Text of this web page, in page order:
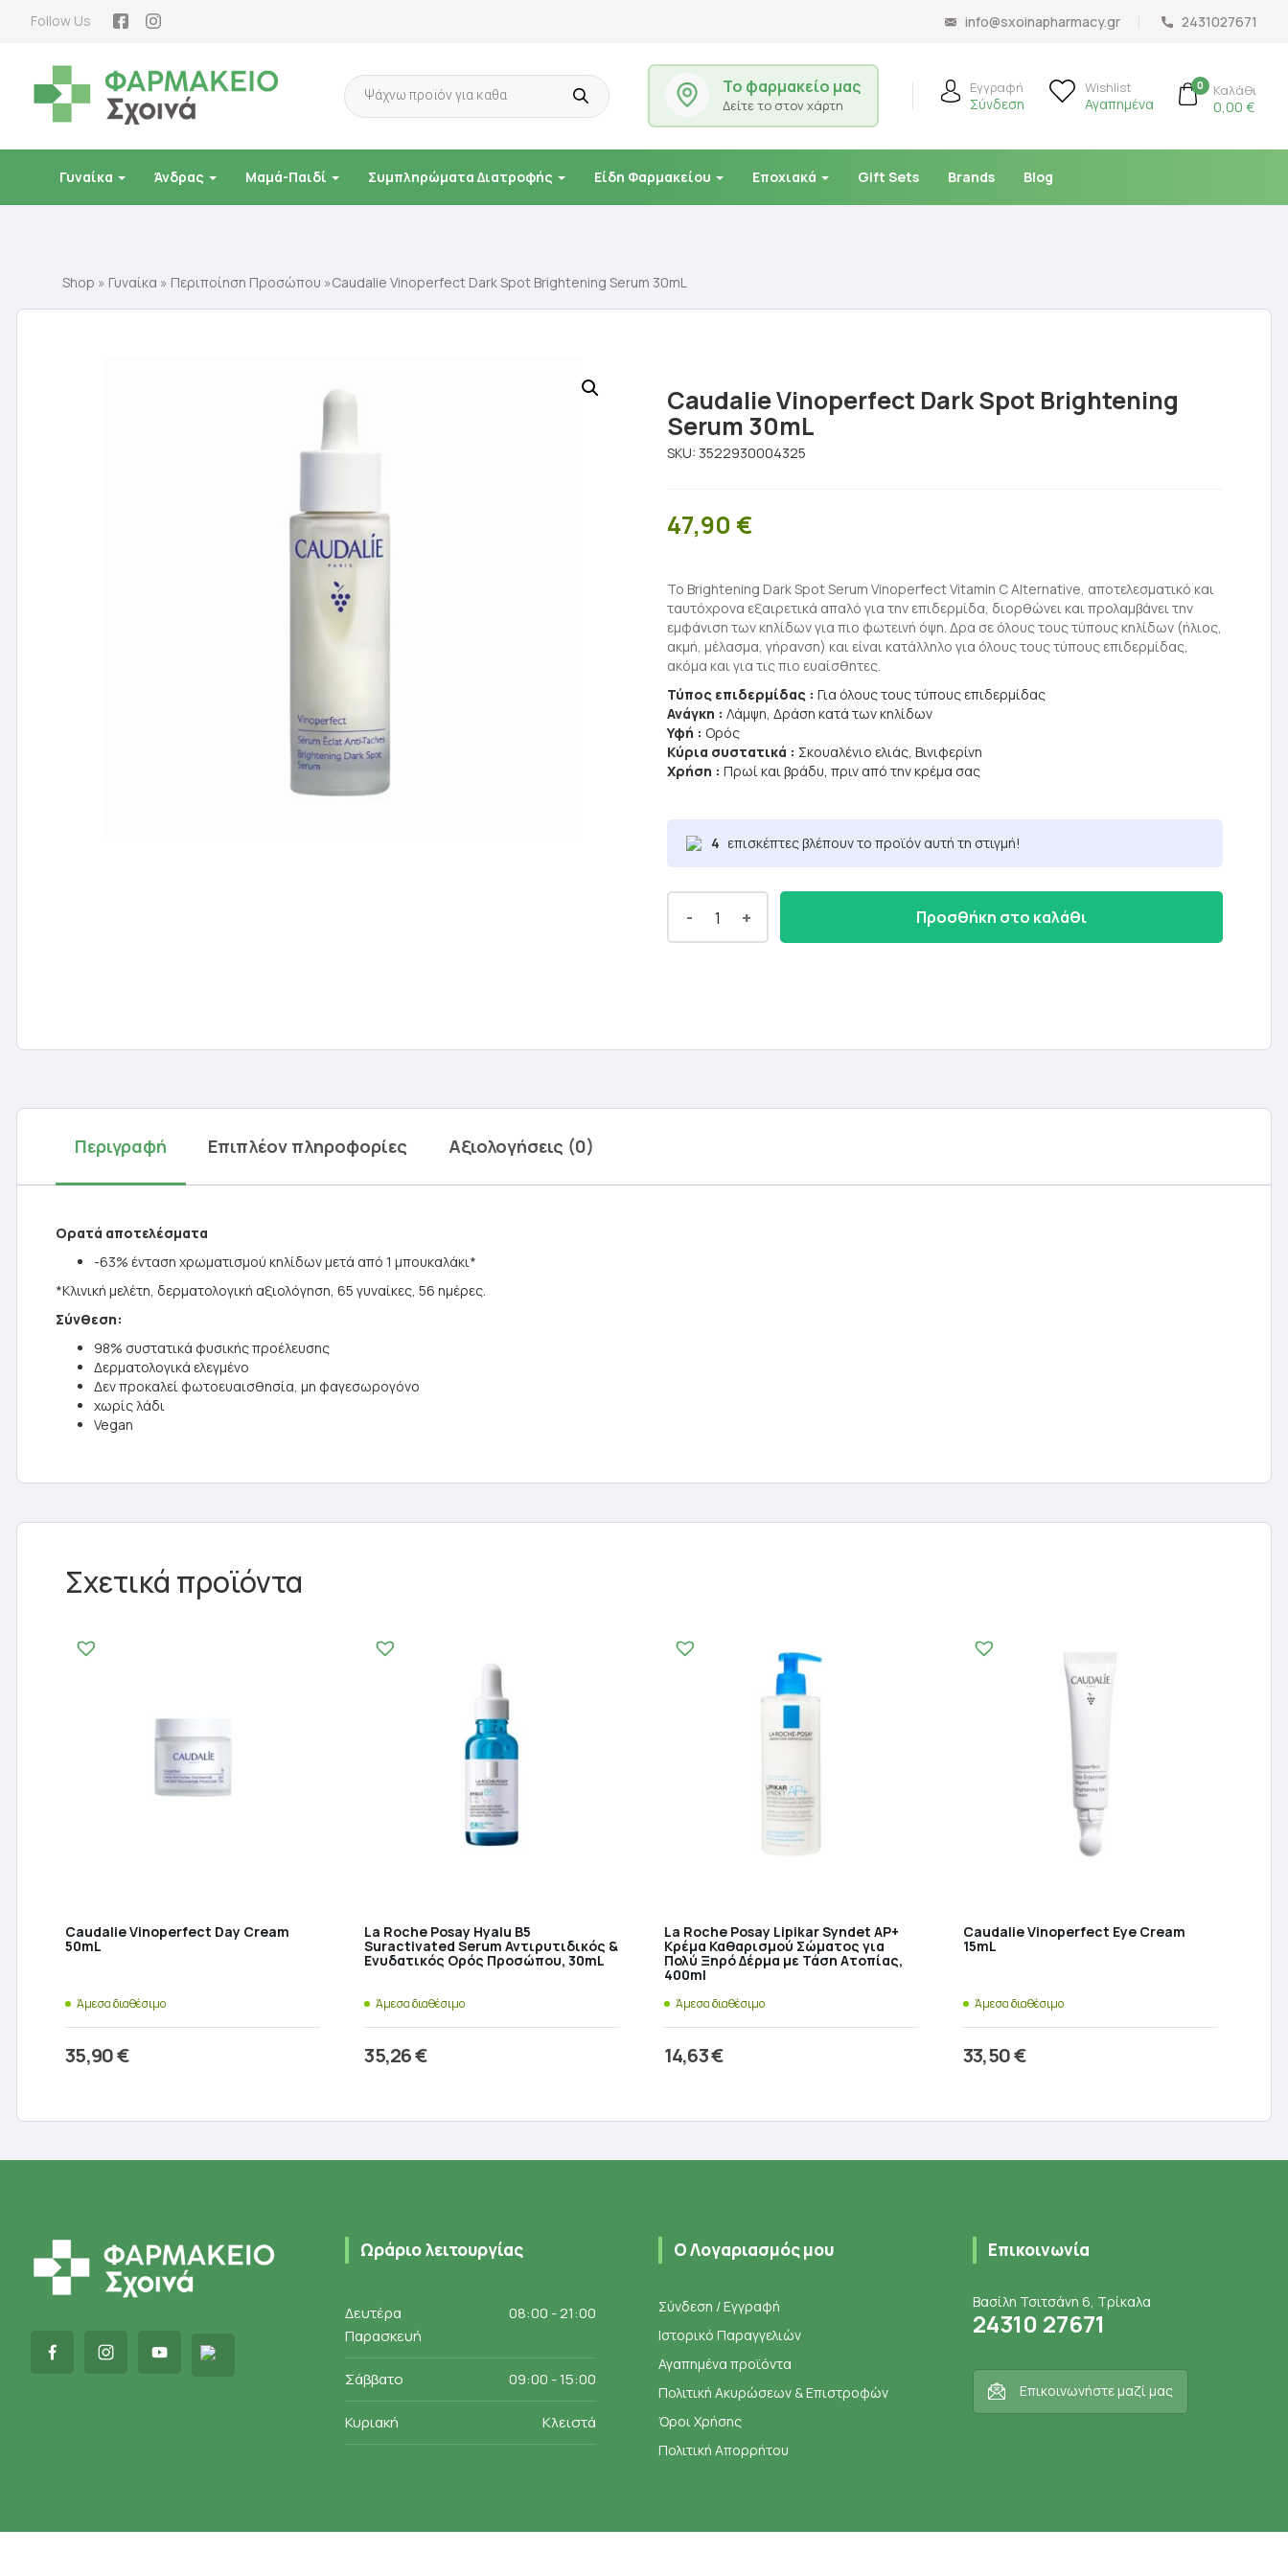
Follow Us info@sxoinapharmacy.gr 2431027671
Products
search Το φαρμακείο μας
Δείτε το στον χάρτη
Εγγραφή
Σύνδεση
Wishlist
Αγαπημένα
0 Καλάθι
0,00 €
Γυναίκα Άνδρας Μαμά-Παιδί Συμπληρώματα Διατροφής Είδη Φαρμακείου Εποχιακά Gift Sets Brands Blog
Shop » Γυναίκα » Περιποίηση Προσώπου »Caudalie Vinoperfect Dark Spot Brightening Serum 30mL
Caudalie Vinoperfect Dark Spot Brightening
Serum 30mL
SKU: 3522930004325
47,90 €
Το Brightening Dark Spot Serum Vinoperfect Vitamin C Alternative, αποτελεσματικό και
ταυτόχρονα εξαιρετικά απαλό για την επιδερμίδα, διορθώνει και προλαμβάνει την
εμφάνιση των κηλίδων για πιο φωτεινή όψη. Δρα σε όλους τους τύπους κηλίδων (ήλιος,
ακμή, μέλασμα, γήρανση) και είναι κατάλληλο για όλους τους τύπους επιδερμίδας,
ακόμα και για τις πιο ευαίσθητες.
Τύπος επιδερμίδας :Για όλους τους τύπους επιδερμίδας
Ανάγκη :Λάμψη, Δράση κατά των κηλίδων
Υφή : Ορός
Κύρια συστατικά : Σκουαλένιο ελιάς, Βινιφερίνη
Χρήση :Πρωί και βράδυ, πριν από την κρέμα σας
4 επισκέπτες βλέπουν το προϊόν αυτή τη στιγμή!
- + Προσθήκη στο καλάθι
Περιγραφή Επιπλέον πληροφορίες Αξιολογήσεις (0)
Ορατά αποτελέσματα
-63% ένταση χρωματισμού κηλίδων μετά από 1 μπουκαλάκι*
*Κλινική μελέτη, δερματολογική αξιολόγηση, 65 γυναίκες, 56 ημέρες.
Σύνθεση:
98% συστατικά φυσικής προέλευσης
Δερματολογικά ελεγμένο
Δεν προκαλεί φωτοευαισθησία, μη φαγεσωρογόνο
χωρίς λάδι
Vegan
Σχετικά προϊόντα
Caudalie Vinoperfect Day Cream
50mL
Άμεσα διαθέσιμο
35,90€
La Roche Posay Hyalu B5
Suractivated Serum Αντιρυτιδικός &
Ενυδατικός Ορός Προσώπου, 30mL
Άμεσα διαθέσιμο
35,26€
La Roche Posay Lipikar Syndet AP+
Κρέμα Καθαρισμού Σώματος για
Πολύ Ξηρό Δέρμα με Τάση Ατοπίας,
400ml
Άμεσα διαθέσιμο
14,63€
Caudalie Vinoperfect Eye Cream
15mL
Άμεσα διαθέσιμο
33,50€
Ωράριο λειτουργίας
Δευτέρα
Παρασκευή
08:00 - 21:00
Σάββατο 09:00 - 15:00
Κυριακή Κλειστά
Ο Λογαριασμός μου
Σύνδεση / Εγγραφή
Ιστορικό Παραγγελιών
Αγαπημένα προϊόντα
Πολιτική Ακυρώσεων & Επιστροφών
Όροι Χρήσης
Πολιτική Απορρήτου
Επικοινωνία
Βασίλη Τσιτσάνη 6, Τρίκαλα
24310 27671
Επικοινωνήστε μαζί μας